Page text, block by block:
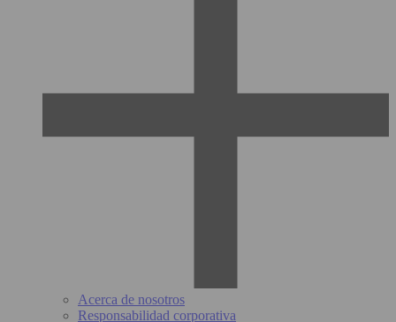
Acerca de nosotros
Responsabilidad corporativa